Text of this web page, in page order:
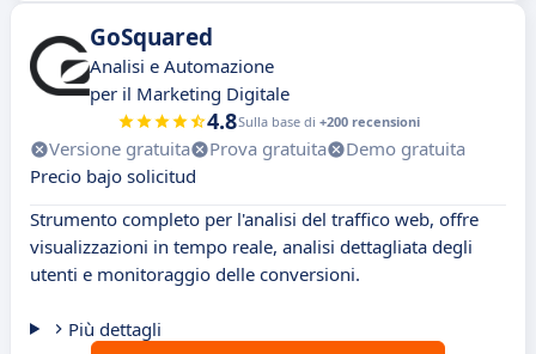
GoSquared
Analisi e Automazione
per il Marketing Digitale
4.8Sulla base di +200 recensioni
Versione gratuita Prova gratuita
Demo gratuita
Precio bajo solicitud
Strumento completo per l'analisi del traffico web, offre
visualizzazioni in tempo reale, analisi dettagliata degli
utenti e monitoraggio delle conversioni.
Più dettagli